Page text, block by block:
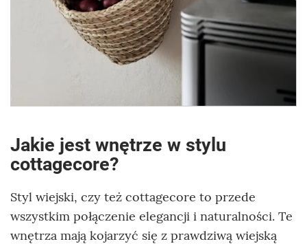
Jakie jest wnętrze w stylu
cottagecore?
Styl wiejski, czy też cottagecore to przede
wszystkim połączenie elegancji i naturalności. Te
wnętrza mają kojarzyć się z prawdziwą wiejską